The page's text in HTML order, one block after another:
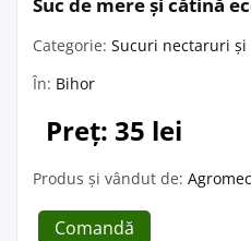
Categorie: Sucuri nectaruri
În: Bihor
Preț: 35 lei
Produs și vândut de:
Comandă